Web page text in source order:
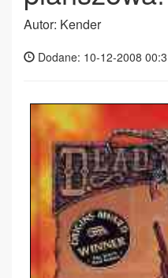
Autor: Kender
Dodane: 10-12-2008